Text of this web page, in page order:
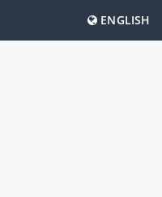
ENGLISH